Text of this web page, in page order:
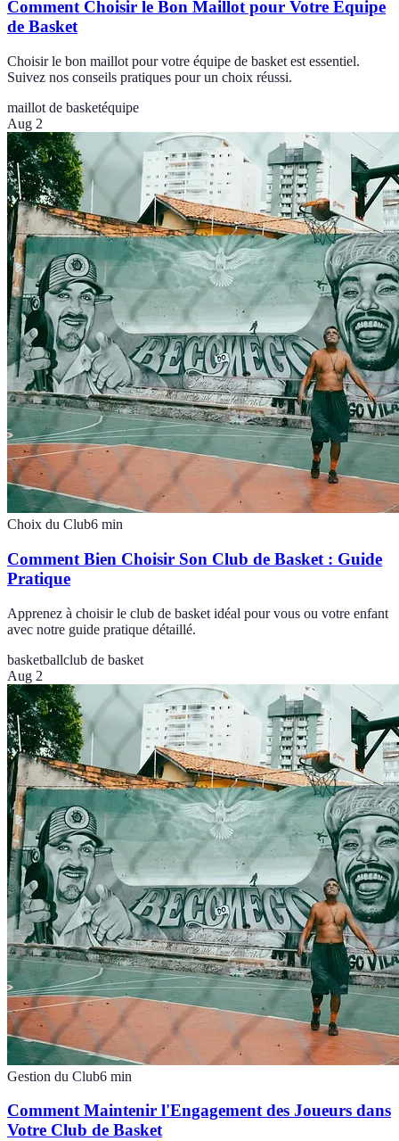
Comment Choisir le Bon Maillot pour Votre Équipe
de Basket
Choisir le bon maillot pour votre équipe de basket est essentiel.
Suivez nos conseils pratiques pour un choix réussi.
maillot de basketéquipe
Aug 2
Choix du Club6 min
Comment Bien Choisir Son Club de Basket : Guide
Pratique
Apprenez à choisir le club de basket idéal pour vous ou votre enfant
avec notre guide pratique détaillé.
basketballclub de basket
Aug 2
Gestion du Club6 min
Comment Maintenir l'Engagement des Joueurs dans
Votre Club de Basket